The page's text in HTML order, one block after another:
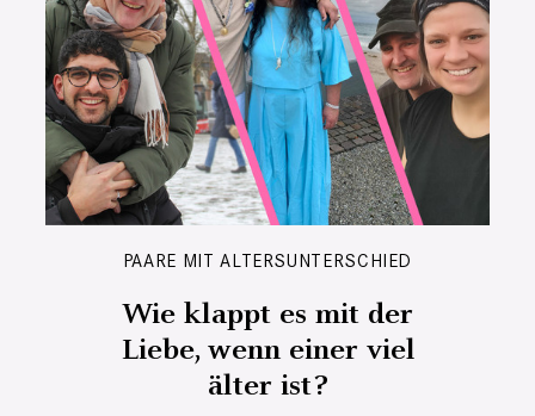
PAARE MIT ALTERSUNTERSCHIED
Wie klappt es mit der
Liebe, wenn einer viel
älter ist?